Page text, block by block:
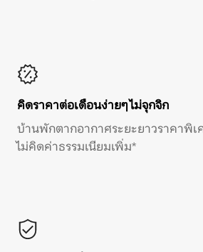
คิดราคาต่อเดือนง่ายๆ ไม่จุกจิก
บ้านพักตากอากาศระยะยาวราคาพิเ
ไม่คิดค่าธรรมเนียมเพิ่ม*